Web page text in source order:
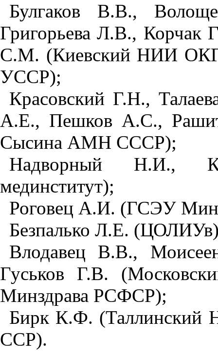
Булгаков В.В.,
Григорьева Л.В., Корчак
С.М. (Киевский НИИ
УССР);
Красовский Г.Н.,
А.Е., Пешков А.С.,
Сысина АМН СССР);
Надворный Н.И.,
мединститут);
Роговец А.И. (ГСЭУ
Безпалько Л.Е.
Влодавец В.В.,
Гуськов Г.В.
Минздрава РСФСР);
Бирк К.Ф. (Таллинский
ССР).